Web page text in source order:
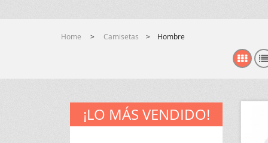
Home > Camisetas > Hombre
¡LO MÁS VENDIDO!